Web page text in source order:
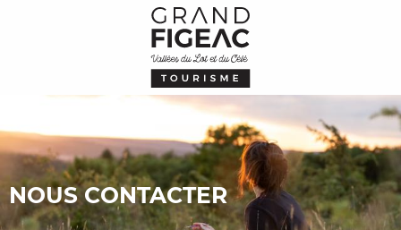
NOUS CONTACTER